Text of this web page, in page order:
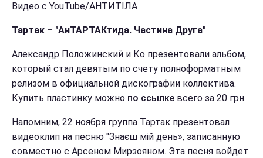
Видео с YouTube/АНТИТІЛА
Тартак – "АнТАРТАКтида. Частина Друга"
Александр Положинский и Ко презентовали альбом,
который стал девятым по счету полноформатным
релизом в официальной дискографии коллектива.
Купить пластинку можно по ссылке всего за 20 грн.
Напомним, 22 ноября группа Тартак презентовал
видеоклип на песню "Знаєш мій день», записанную
совместно с Арсеном Мирзояном. Эта песня войдет